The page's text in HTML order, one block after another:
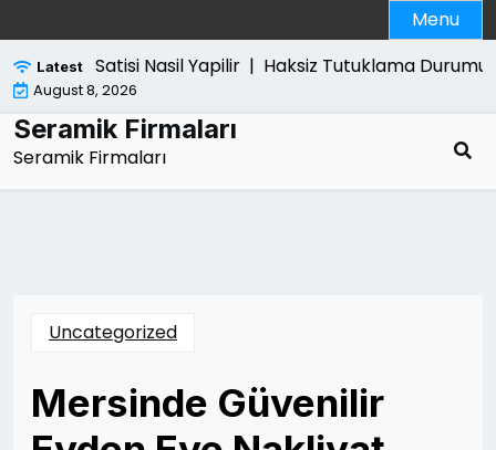
to
content
Menu
Latest
Ps5 Pro Satisi Nasil Yapilir |Haksiz Tutuklama
August 8, 2026
Seramik Firmaları
Seramik Firmaları
Uncategorized
Mersinde Güvenilir